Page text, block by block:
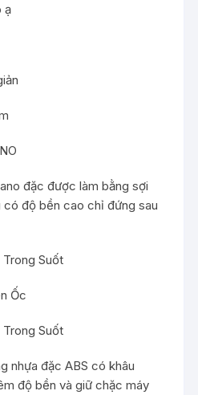
ạ
đặc được làm bằng sợi
độ bền cao chỉ đứng sau
Suốt
Ốc
Suốt
nhựa đặc ABS có khâu
độ bền và giữ chặc máy